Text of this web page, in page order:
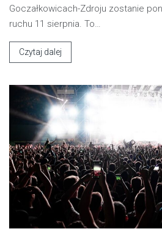
Goczałkowicach-Zdroju zostanie
ruchu 11 sierpnia. To…
Czytaj dalej